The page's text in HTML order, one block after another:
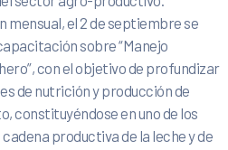
mensual, el 2 de septiembre se
sobre “Manejo
con el objetivo de profundizar
de nutrición y producción de
constituyéndose en uno de los
productiva de la leche y de